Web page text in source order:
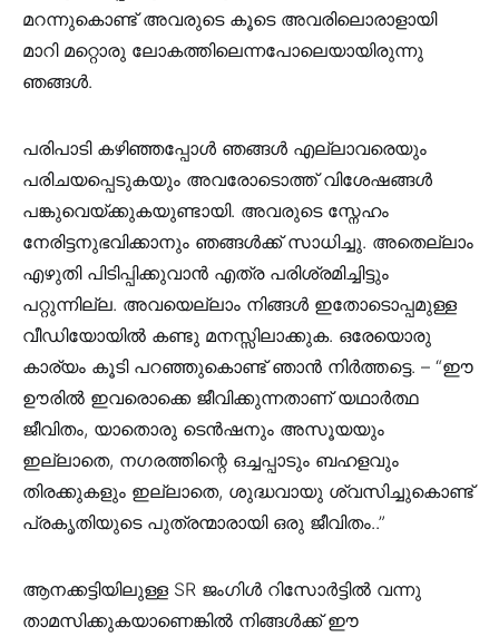
മറന്നുകൊണ്ട് അവരുടെ കൂടെ അവരിലൊരാളായി
മാറി മറ്റൊരു ലോകത്തിലെന്നപോലെയായിരുന്നു
ഞങ്ങൾ.
പരിപാടി കഴിഞ്ഞപ്പോൾ ഞങ്ങൾ എല്ലാവരെയും
പരിചയപ്പെടുകയും അവരോടൊത്ത് വിശേഷങ്ങൾ
പങ്കുവെയ്ക്കുകയുണ്ടായി. അവരുടെ സ്നേഹം
നേരിട്ടനുഭവിക്കാനും ഞങ്ങൾക്ക് സാധിച്ചു. അതെല്ലാം
എഴുതി പിടിപ്പിക്കുവാൻ എത്ര പരിശ്രമിച്ചിട്ടും
പറ്റുന്നില്ല. അവയെല്ലാം നിങ്ങൾ ഇതോടൊപ്പമുള്ള
വീഡിയോയിൽ കണ്ടു മനസ്സിലാക്കുക. ഒരേയൊരു
കാര്യം കൂടി പറഞ്ഞുകൊണ്ട് ഞാൻ നിർത്തട്ടെ. – “ഈ
ഊരിൽ ഇവരൊക്കെ ജീവിക്കുന്നതാണ് യഥാർത്ഥ
ജീവിതം, യാതൊരു ടെൻഷനും അസൂയയും
ഇല്ലാതെ, നഗരത്തിന്റെ ഒച്ചപ്പാടും ബഹളവും
തിരക്കുകളും ഇല്ലാതെ, ശുദ്ധവായു ശ്വസിച്ചുകൊണ്ട്
പ്രകൃതിയുടെ പുത്രന്മാരായി ഒരു ജീവിതം..”
ആനക്കട്ടിയിലുള്ള SR ജംഗിൾ റിസോർട്ടിൽ വന്നു
താമസിക്കുകയാണെങ്കിൽ നിങ്ങൾക്ക് ഈ